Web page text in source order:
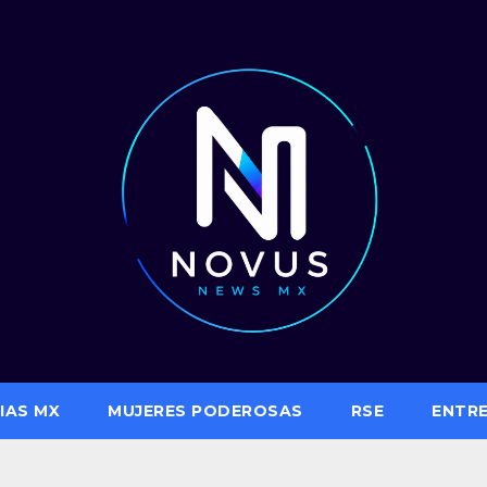
MX MUJERES PODEROSAS RSE